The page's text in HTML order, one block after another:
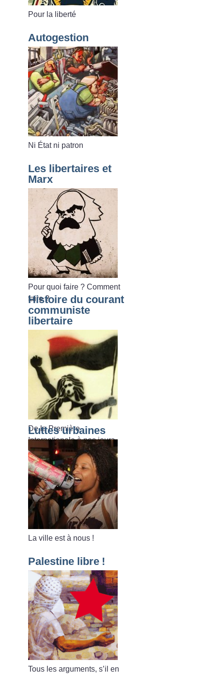
Pour la liberté
Autogestion
Ni État ni patron
Les libertaires et
Marx
Pour quoi faire ? Comment
faire ?
Histoire du courant
communiste
libertaire
De la Première
Internationale à nos jours.
Luttes urbaines
La ville est à nous !
Palestine libre !
Tous les arguments, s’il en